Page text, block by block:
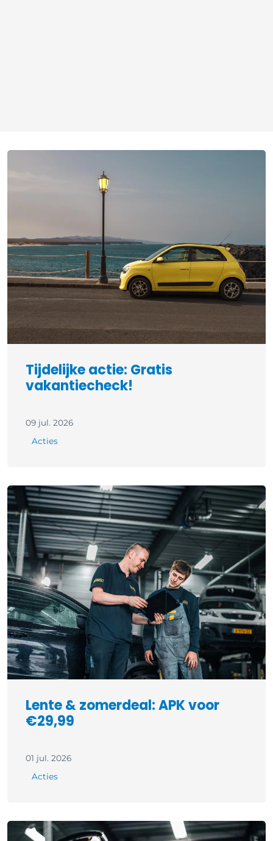
Tijdelijke actie: Gratis
vakantiecheck!
09 jul. 2026
Acties
Lente & zomerdeal: APK voor
€29,99
01 jul. 2026
Acties